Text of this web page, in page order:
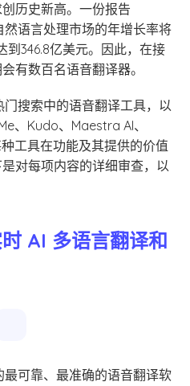
历史新高。一份报告
然语言处理市场的年增长率将
到346.8亿美元。因此，在接
有数百名语音翻译器。
搜索中的语音翻译工具，以
、Kudo、Maestra AI、
工具在功能及其提供的价值
对每项内容的详细审查，以
AI 多语言翻译和
可靠、最准确的语音翻译软